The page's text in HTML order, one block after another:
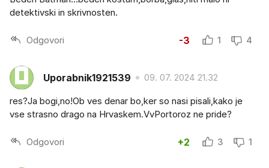
detektivski in skrivnosten.
Odgovori -3 1 4
Uporabnik1921539 09. 07. 2024 21.32
res?Ja bogi,no!Ob ves denar bo,ker so nasi pisali,kako je
vse strasno drago na Hrvaskem.VvPortoroz ne pride?
Odgovori +2 3 1